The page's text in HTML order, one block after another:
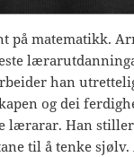
på matematikk.
han
og dei
lærarar. Han
til å tenke sjølv.